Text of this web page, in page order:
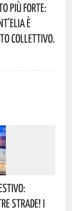
Più Forte:
È
Collettivo.
Strade! I